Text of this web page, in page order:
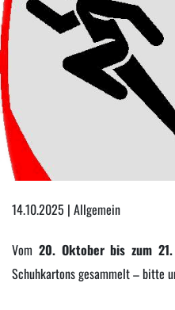
14.10.2025 | Allgemein
Vom 20. Oktober bis zum
Schuhkartons gesammelt – bitte